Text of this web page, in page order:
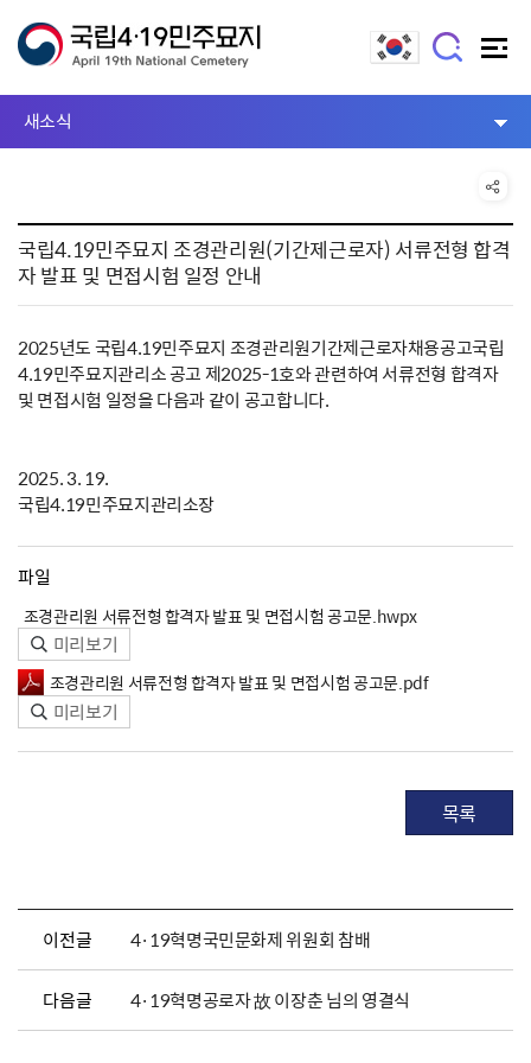
새소식
국립4.19민주묘지 조경관리원(기간제근로자) 서류전형 합격
자 발표 및 면접시험 일정 안내
2025년도 국립4.19민주묘지 조경관리원기간제근로자채용공고국립
4.19민주묘지관리소 공고 제2025-1호와 관련하여 서류전형 합격자
및 면접시험 일정을 다음과 같이 공고합니다.
2025. 3. 19.
국립4.19민주묘지관리소장
파일
조경관리원 서류전형 합격자 발표 및 면접시험 공고문.hwpx
미리보기
조경관리원 서류전형 합격자 발표 및 면접시험 공고문.pdf
미리보기
목록
이전글 4·19혁명국민문화제 위원회 참배
다음글 4·19혁명공로자 故 이장춘 님의 영결식